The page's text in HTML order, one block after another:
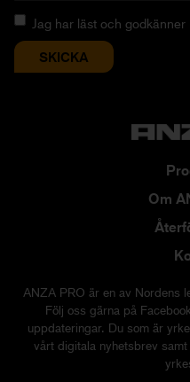
Jag har läst och godkänner
Om
ANZA PRO är en av Nordens
Följ oss gärna på
uppdateringar. Du som är
vårt digitala nyhetsbrev